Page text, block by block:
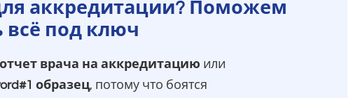
аккредитации? Поможем
всё под ключ
отчет врача на аккредитацию или
образец, потому что боятся